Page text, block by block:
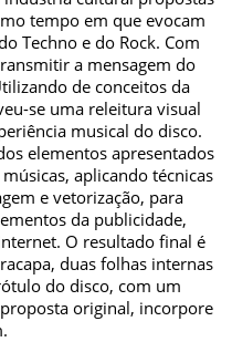
tempo em que evocam
Techno e do Rock. Com
a mensagem do
de conceitos da
se uma releitura visual
musical do disco.
elementos apresentados
aplicando técnicas
e vetorização, para
da publicidade,
O resultado final é
duas folhas internas
do disco, com um
original, incorpore